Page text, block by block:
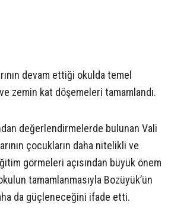
devam ettiği okulda temel
zemin kat döşemeleri tamamlandı.
değerlendirmelerde bulunan Vali
çocukların daha nitelikli ve
görmeleri açısından büyük önem
tamamlanmasıyla Bozüyük’ün
da güçleneceğini ifade etti.